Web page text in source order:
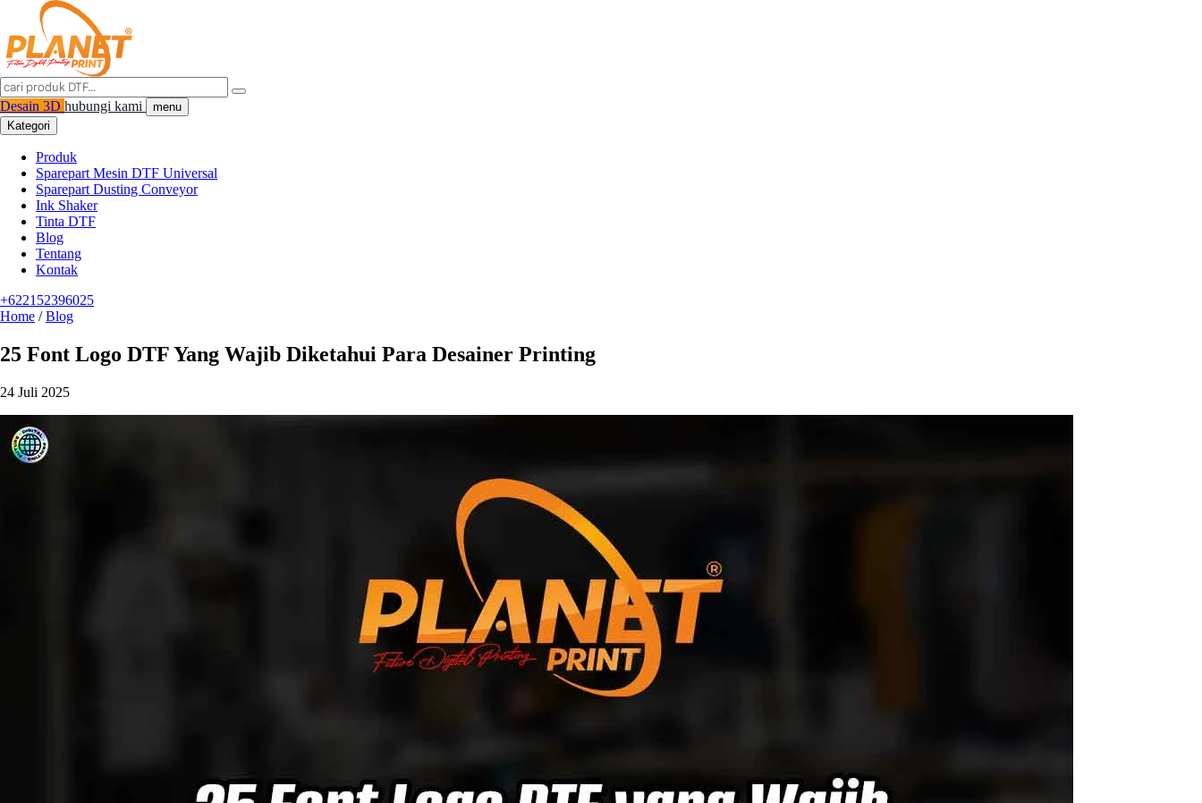
Desain 3D hubungi kami
menu
Kategori
Produk
Sparepart Mesin DTF Universal
Sparepart Dusting Conveyor
Ink Shaker
Tinta DTF
Blog
Tentang
Kontak
+622152396025
Home /Blog
25 Font Logo DTF Yang Wajib Diketahui Para Desainer Printing
24 Juli 2025